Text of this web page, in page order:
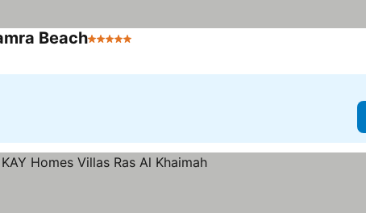
Beach5 Zvezdice